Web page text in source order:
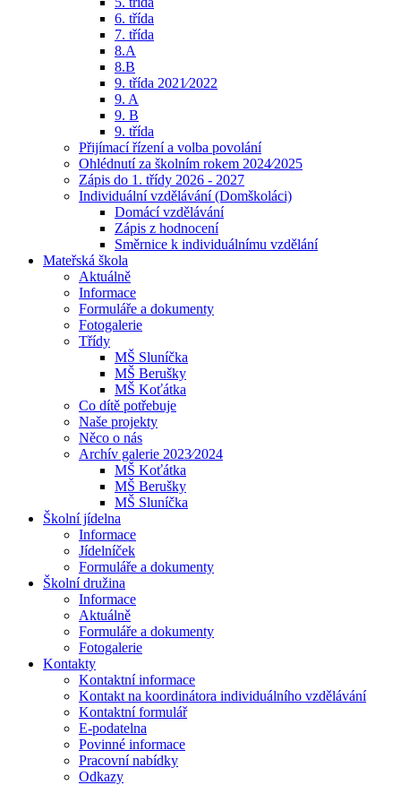
6. třída
7. třída
8.A
8.B
9. třída 2021⁄2022
9. A
9. B
9. třída
Přijímací řízení a volba povolání
Ohlédnutí za školním rokem 2024⁄2025
Zápis do 1. třídy 2026 - 2027
Individuální vzdělávání (Domškoláci)
Domácí vzdělávání
Zápis z hodnocení
Směrnice k individuálnímu vzdělání
Mateřská škola
Aktuálně
Informace
Formuláře a dokumenty
Fotogalerie
Třídy
MŠ Sluníčka
MŠ Berušky
MŠ Koťátka
Co dítě potřebuje
Naše projekty
Něco o nás
Archív galerie 2023⁄2024
MŠ Koťátka
MŠ Berušky
MŠ Sluníčka
Školní jídelna
Informace
Jídelníček
Formuláře a dokumenty
Školní družina
Informace
Aktuálně
Formuláře a dokumenty
Fotogalerie
Kontakty
Kontaktní informace
Kontakt na koordinátora individuálního vzdělávání
Kontaktní formulář
E-podatelna
Povinné informace
Pracovní nabídky
Odkazy